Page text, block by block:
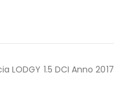
LODGY 1.5 DCI Anno 2017